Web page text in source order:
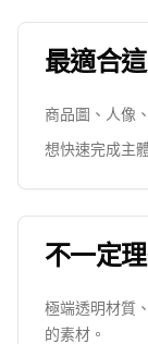
最適合
商品圖、人像
想快速完成主
不一定
極端透明材質
的素材。